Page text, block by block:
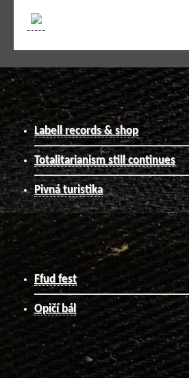
Labell records & shop
Totalitarianism still continues
Pivná turistika
Ffud fest
Opičí bál